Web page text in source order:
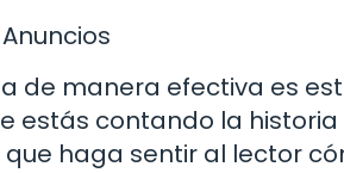
Anuncios
de manera efectiva es
estás contando la
haga sentir al lector